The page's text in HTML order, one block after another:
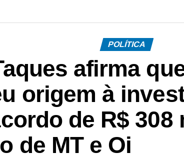
POLÍTICA
afirma
origem à
de R$ 308
de MT e Oi